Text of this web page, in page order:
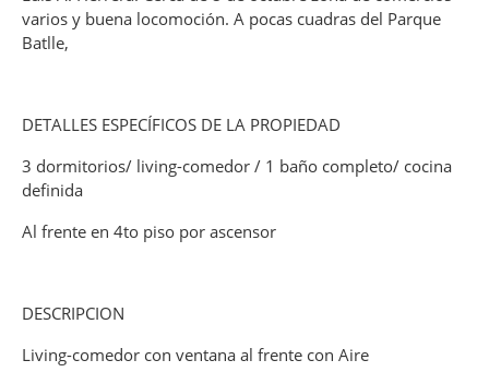
varios y buena locomoción. A pocas cuadras del Parque
Batlle,
DETALLES ESPECÍFICOS DE LA PROPIEDAD
3 dormitorios/ living-comedor / 1 baño completo/ cocina
definida
Al frente en 4to piso por ascensor
DESCRIPCION
Living-comedor con ventana al frente con Aire